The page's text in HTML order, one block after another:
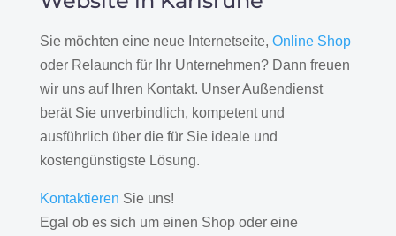
Sie möchten eine neue Internetseite, Online Shop
oder Relaunch für Ihr Unternehmen? Dann freuen
wir uns auf Ihren Kontakt. Unser Außendienst
berät Sie unverbindlich, kompetent und
ausführlich über die für Sie ideale und
kostengünstigste Lösung.
Kontaktieren Sie uns!
Egal ob es sich um einen Shop oder eine